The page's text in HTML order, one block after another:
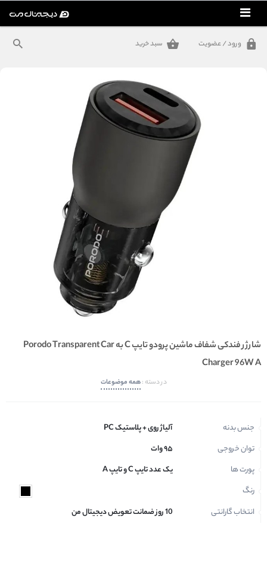
مک بوک
گجت‌های سفر و کمپینگ
مجله دیجیتال من
تحویل ۲۱ روزه کالا
ورود / عضویت سبد خرید
شارژر فندکی شفاف ماشین پرودو تایپ C به Porodo Transparent Car
Charger 96W A
در دسته :همه موضوعات
جنس بدنه
آلیاژ روی + پلاستیک PC
توان خروجی
۹۵ وات
پورت ها
یک عدد تایپ C و تایپ A
رنگ
انتخاب گارانتی
10 روز ضمانت تعویض دیجیتال من